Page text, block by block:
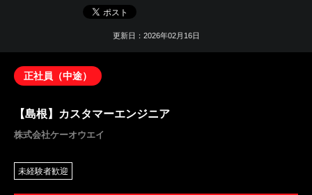
更新日：2026年02月16日
正社員（中途）
【島根】カスタマーエンジニア
株式会社ケーオウエイ
未経験者歓迎